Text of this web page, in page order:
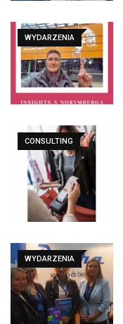
WYDARZENIA
CONSULTING
WYDARZENIA